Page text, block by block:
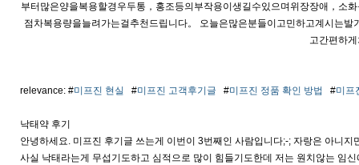
부터많은양을복용할경우두통，홍조등의부작용이생길수있으며위장장애，소
점차복용량을늘려가는걸추천드립니다。 오늘은많은분들이고민하고계시는
고간편하
relevance: #미프진 현실 #미프진 고객후기글 #미프진 정품 확인 방법 #미프
낙태약 후기
안녕하세요. 미프진 후기글 쓰는게 이번이 3번째인 사람입니다;-; 자랑은 아니
사실 낙태라는게 무섭기도하고 심적으로 많이 힘들기도한데 저는 원치않는 임